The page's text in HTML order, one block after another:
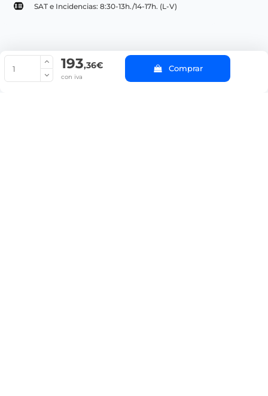
193,36€
con iva
Comprar
SAT e Incidencias: 8:30-13h./14-17h. (L-V)
© Copyright 2022 PepeBar.com |
Aviso legal y
Condiciones generales de compra |